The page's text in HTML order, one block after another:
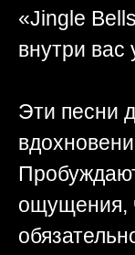
«Jingle
внутри вас
Эти песни
ощущения,